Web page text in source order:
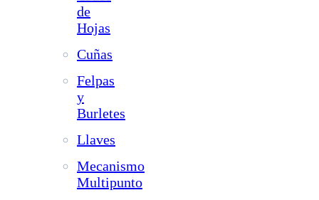
de
Hojas
Cuñas
Felpas
y
Burletes
Llaves
Mecanismo
Multipunto